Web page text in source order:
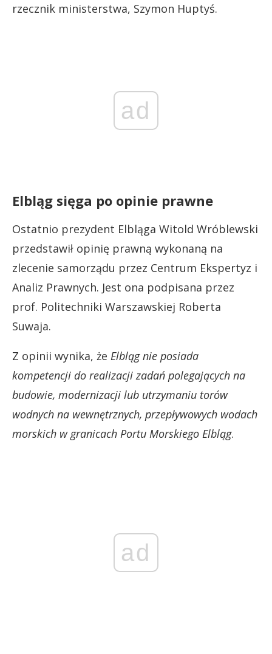
rzecznik ministerstwa, Szymon Huptyś.
ad
Elbląg sięga po opinie prawne
Ostatnio prezydent Elbląga Witold Wróblewski
przedstawił opinię prawną wykonaną na
zlecenie samorządu przez Centrum Ekspertyz i
Analiz Prawnych. Jest ona podpisana przez
prof. Politechniki Warszawskiej Roberta
Suwaja.
Z opinii wynika, że Elbląg nie posiada
kompetencji do realizacji zadań polegających na
budowie, modernizacji lub utrzymaniu torów
wodnych na wewnętrznych, przepływowych wodach
morskich w granicach Portu Morskiego Elbląg.
ad